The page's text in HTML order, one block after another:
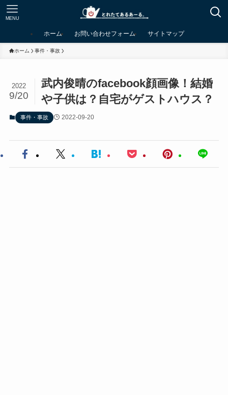
MENU
ホーム お問い合わせフォーム サイトマップ
ホーム 事件・事故
武内俊晴のfacebook顔画像！結婚
や子供は？自宅がゲストハウス？
2022
9/20
事件・事故 2022-09-20